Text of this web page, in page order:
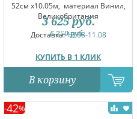
52см x10.05м, материал Винил,
Великобритания
Доставка:10.08-11.08
КУПИТЬ В 1 КЛИК
6 250руб.
3 625 руб.
В корзину
-42%